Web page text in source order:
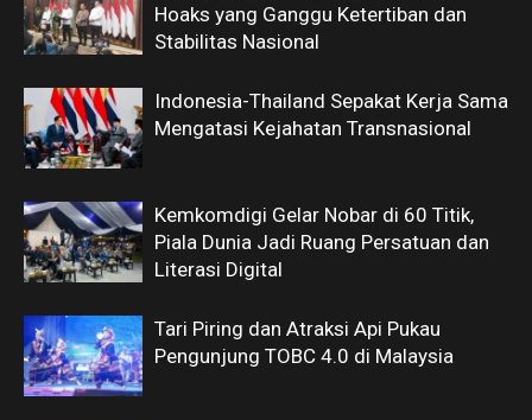
Hoaks yang Ganggu Ketertiban dan
Stabilitas Nasional
Indonesia-Thailand Sepakat Kerja Sama
Mengatasi Kejahatan Transnasional
Kemkomdigi Gelar Nobar di 60 Titik,
Piala Dunia Jadi Ruang Persatuan dan
Literasi Digital
Tari Piring dan Atraksi Api Pukau
Pengunjung TOBC 4.0 di Malaysia